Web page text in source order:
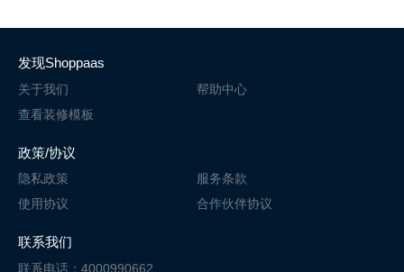
发现Shoppaas
关于我们
帮助中心
查看装修模板
政策/协议
隐私政策
服务条款
使用协议
合作伙伴协议
联系我们
联系电话：4000990662